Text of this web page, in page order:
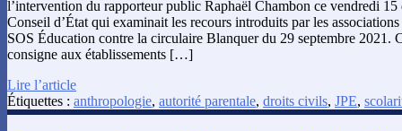
l’intervention du rapporteur public Raphaël Chambon ce vendredi 15
Conseil d’État qui examinait les recours introduits par les
SOS Éducation contre la circulaire Blanquer du 29 septembre 2021.
consigne aux établissements […]
Lire l’article
Étiquettes : anthropologie, autorité parentale, droits civils, JPE,